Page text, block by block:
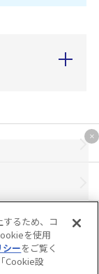
株式会社が運営してい
い限り無断使用・複
るため、コ
を使用
ーをご覧く
Cookie設